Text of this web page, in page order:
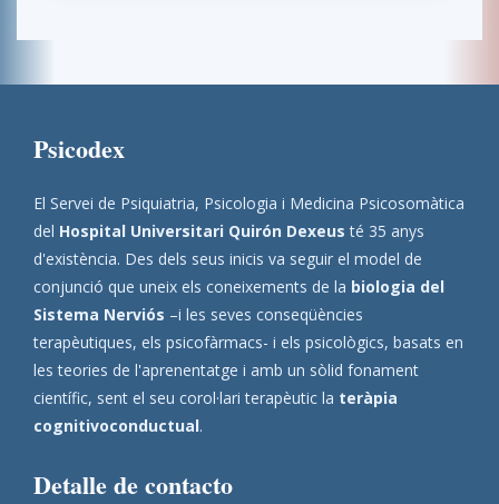
Psicodex
El Servei de Psiquiatria, Psicologia i Medicina Psicosomàtica
del Hospital Universitari Quirón Dexeus té 35 anys
d'existència. Des dels seus inicis va seguir el model de
conjunció que uneix els coneixements de la biologia del
Sistema Nerviós –i les seves conseqüències
terapèutiques, els psicofàrmacs- i els psicològics, basats en
les teories de l'aprenentatge i amb un sòlid fonament
científic, sent el seu corol·lari terapèutic la teràpia
cognitivoconductual.
Detalle de contacto